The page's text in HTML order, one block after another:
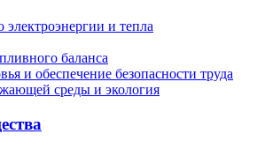
электроэнергии и тепла
баланса
и обеспечение безопасности труда
среды и экология